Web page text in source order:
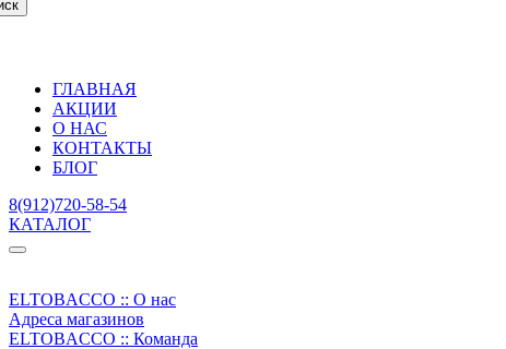
ГЛАВНАЯ
АКЦИИ
О НАС
КОНТАКТЫ
БЛОГ
8(912)720-58-54
КАТАЛОГ
ELTOBACCO :: О нас
Адреса магазинов
ELTOBACCO :: Команда